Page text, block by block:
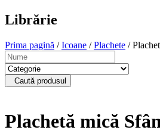
Librărie
Prima pagină /Icoane /Plachete /
Caută produsul
Plachetă mică